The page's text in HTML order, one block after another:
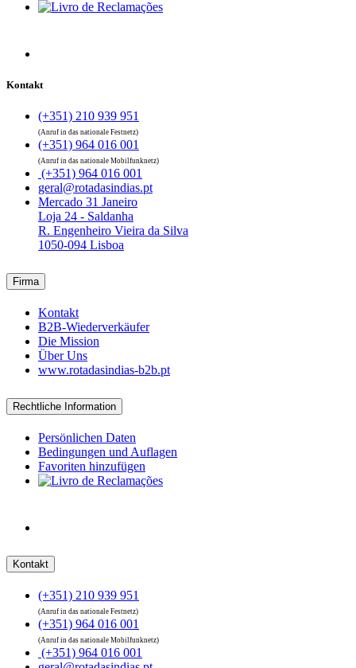
Kontakt
(+351) 210 939 951
(Anruf in das nationale Festnetz)
(+351) 964 016 001
(Anruf in das nationale Mobilfunknetz)
(+351) 964 016 001
geral@rotadasindias.pt
Mercado 31 Janeiro
Loja 24 - Saldanha
R. Engenheiro Vieira da Silva
1050-094 Lisboa
Firma
Kontakt
B2B-Wiederverkäufer
Die Mission
Über Uns
www.rotadasindias-b2b.pt
Rechtliche Information
Persönlichen Daten
Bedingungen und Auflagen
Favoriten hinzufügen
Kontakt
(+351) 210 939 951
(Anruf in das nationale Festnetz)
(+351) 964 016 001
(Anruf in das nationale Mobilfunknetz)
(+351) 964 016 001